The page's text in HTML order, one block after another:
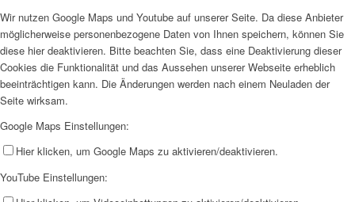
Wir nutzen Google Maps und Youtube auf unserer Seite. Da diese Anbieter
möglicherweise personenbezogene Daten von Ihnen speichern, können Sie
diese hier deaktivieren. Bitte beachten Sie, dass eine Deaktivierung dieser
Cookies die Funktionalität und das Aussehen unserer Webseite erheblich
beeinträchtigen kann. Die Änderungen werden nach einem Neuladen der
Seite wirksam.
Google Maps Einstellungen:
Hier klicken, um Google Maps zu aktivieren/deaktivieren.
YouTube Einstellungen: